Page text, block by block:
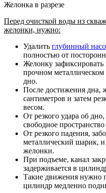
Желонка в разрезе
Перед очисткой воды из
желонки, нужно:
Удалить глубинный
полностью от
Желонку зафиксировать
прочном металлическом
дно.
После достижения дна,
сантиметров и затем
весом.
От резкого удара об
свободное
От резкого падения,
металлический шарик,
желонки.
При подъеме, канал
задерживается в
Такие движения нужно
цилиндр медленно